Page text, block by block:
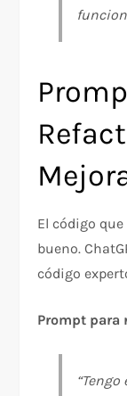
El código
bueno.
código
Prompt para